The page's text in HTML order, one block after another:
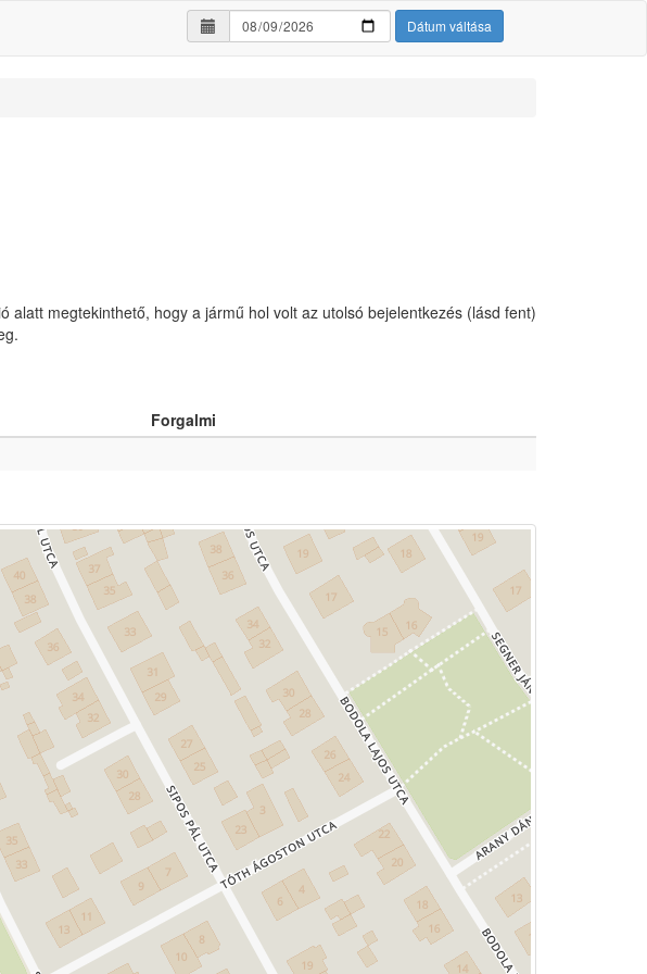
Dátum váltása
megtekinthető, hogy a jármű hol volt az utolsó bejelentkezés (lásd fent)
Forgalmi